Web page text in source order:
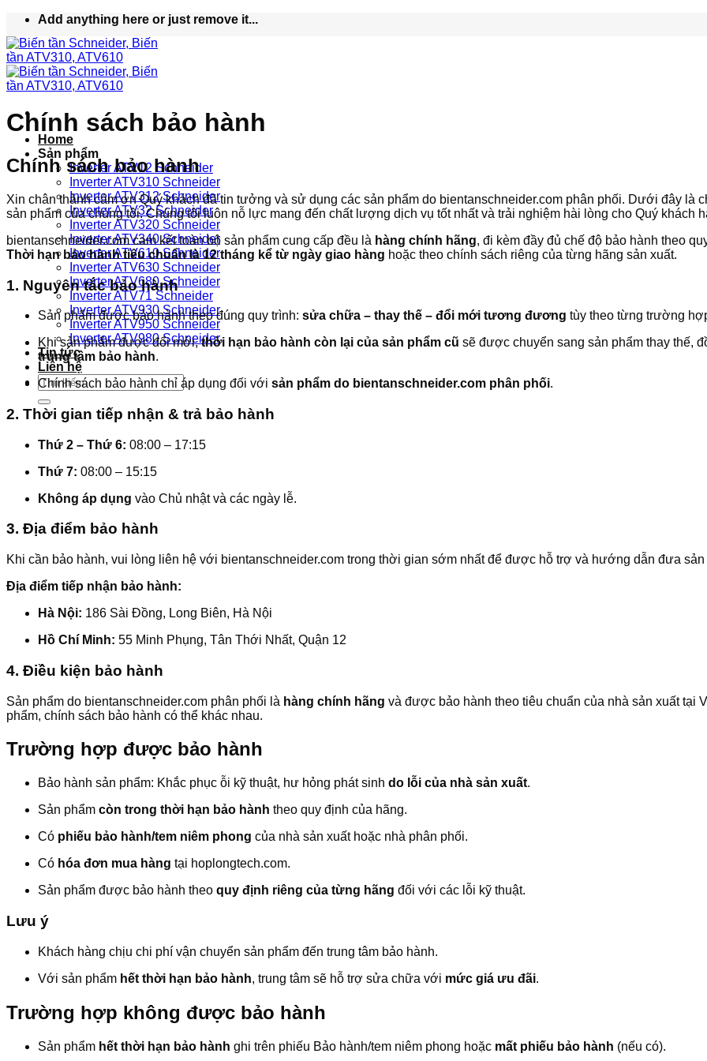
nội
dung
Add anything here or just remove it...
Home
Sản phẩm
Inverter ATV12 Schneider
Inverter ATV310 Schneider
Inverter ATV312 Schneider
Inverter ATV32 Schneider
Inverter ATV320 Schneider
Inverter ATV340 Schneider
Inverter ATV610 Schneider
Inverter ATV630 Schneider
Inverter ATV680 Schneider
Inverter ATV71 Schneider
Inverter ATV930 Schneider
Inverter ATV950 Schneider
Inverter ATV980 Schneider
Tin tức
Liên hệ
Tìm
kiếm:
Chính sách bảo hành
Chính sách bảo hành
Xin chân thành cảm ơn Quý khách đã tin tưởng và sử dụng các sản phẩm do bientanschneider.com phân phối. Dưới đây là
sản phẩm của chúng tôi. Chúng tôi luôn nỗ lực mang đến chất lượng dịch vụ tốt nhất và trải nghiệm hài lòng cho Quý khách
bientanschneider.com cam kết toàn bộ sản phẩm cung cấp đều là hàng chính hãng, đi kèm đầy đủ chế độ bảo hành theo
Thời hạn bảo hành tiêu chuẩn là 12 tháng kể từ ngày giao hàng hoặc theo chính sách riêng của từng hãng sản xuất.
1. Nguyên tắc bảo hành
Sản phẩm được bảo hành theo đúng quy trình: sửa chữa – thay thế – đổi mới tương đương tùy theo từng trường
Khi sản phẩm được đổi mới,thời hạn bảo hành còn lại của sản phẩm cũ sẽ được chuyển sang sản phẩm thay thế,
trung tâm bảo hành.
Chính sách bảo hành chỉ áp dụng đối với sản phẩm do bientanschneider.com phân phối.
2. Thời gian tiếp nhận & trả bảo hành
Thứ 2 – Thứ 6: 08:00 – 17:15
Thứ 7: 08:00 – 15:15
Không áp dụng vào Chủ nhật và các ngày lễ.
3. Địa điểm bảo hành
Khi cần bảo hành, vui lòng liên hệ với bientanschneider.com trong thời gian sớm nhất để được hỗ trợ và hướng dẫn đưa
Địa điểm tiếp nhận bảo hành:
Hà Nội: 186 Sài Đồng, Long Biên, Hà Nội
Hồ Chí Minh: 55 Minh Phụng, Tân Thới Nhất, Quận 12
4. Điều kiện bảo hành
Sản phẩm do bientanschneider.com phân phối là hàng chính hãng và được bảo hành theo tiêu chuẩn của nhà sản xuất tại
phẩm, chính sách bảo hành có thể khác nhau.
Trường hợp được bảo hành
Bảo hành sản phẩm: Khắc phục ỗi kỹ thuật, hư hỏng phát sinh do lỗi của nhà sản xuất.
Sản phẩm còn trong thời hạn bảo hành theo quy định của hãng.
Có phiếu bảo hành/tem niêm phong của nhà sản xuất hoặc nhà phân phối.
Có hóa đơn mua hàng tại hoplongtech.com.
Sản phẩm được bảo hành theo quy định riêng của từng hãng đối với các lỗi kỹ thuật.
Lưu ý
Khách hàng chịu chi phí vận chuyển sản phẩm đến trung tâm bảo hành.
Với sản phẩm hết thời hạn bảo hành, trung tâm sẽ hỗ trợ sửa chữa với mức giá ưu đãi.
Trường hợp không được bảo hành
Sản phẩm hết thời hạn bảo hành ghi trên phiếu Bảo hành/tem niêm phong hoặc mất phiếu bảo hành (nếu có).